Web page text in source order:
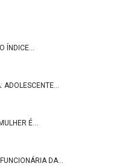
ÍNDICE…
ADOLESCENTE…
É…
DA…